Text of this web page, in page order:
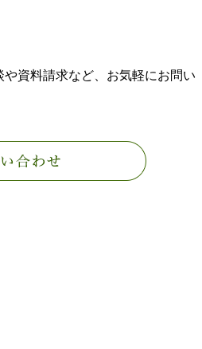
資料請求など、お気軽にお問い